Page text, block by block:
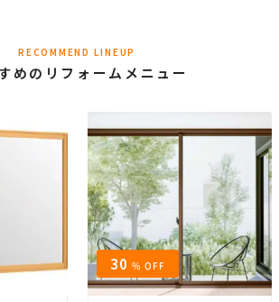
RECOMMEND LINEUP
めのリフォームメニュー
30% OFF